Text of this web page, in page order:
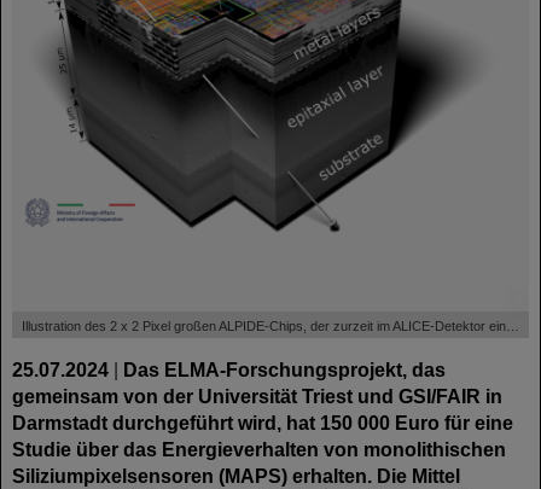
25.07.2024 | Das ELMA-Forschungsprojekt, das
gemeinsam von der Universität Triest und GSI/FAIR in
Darmstadt durchgeführt wird, hat 150 000 Euro für eine
Studie über das Energieverhalten von monolithischen
Siliziumpixelsensoren (MAPS) erhalten. Die Mittel